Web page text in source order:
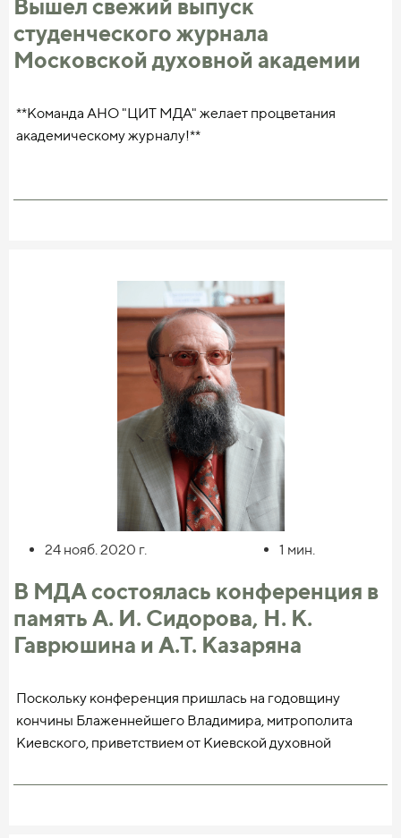
Вышел свежий выпуск
студенческого журнала
Московской духовной академии
**Команда АНО "ЦИТ МДА" желает процветания
академическому журналу!**
24 нояб. 2020 г. 1 мин.
В МДА состоялась конференция в
память А. И. Сидорова, Н. К.
Гаврюшина и А.Т. Казаряна
Поскольку конференция пришлась на годовщину
кончины Блаженнейшего Владимира, митрополита
Киевского, приветствием от Киевской духовной
интереснейшее выступление профессор патрологии